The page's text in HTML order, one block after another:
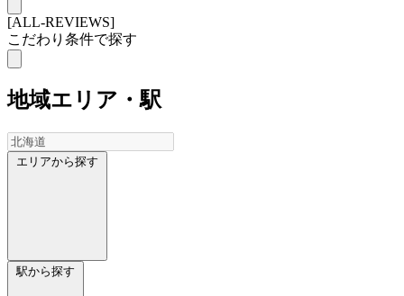
[ALL-REVIEWS]
こだわり条件で探す
地域エリア・駅
エリアから探す
駅から探す